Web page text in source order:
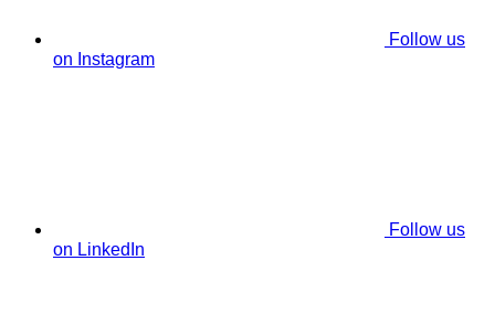
Follow us
on Instagram
Follow us
on LinkedIn